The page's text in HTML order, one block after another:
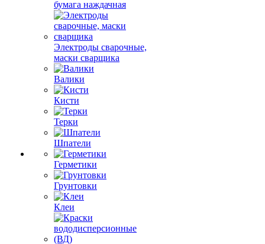
бумага наждачная
Электроды сварочные,
маски сварщика
Валики
Кисти
Терки
Шпатели
Герметики
Грунтовки
Клеи